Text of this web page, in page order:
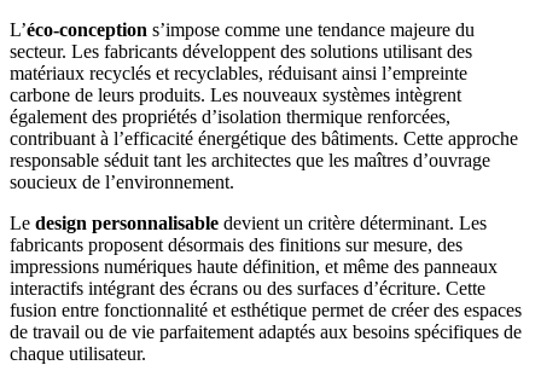
L’éco-conception s’impose comme une tendance majeure du
secteur. Les fabricants développent des solutions utilisant des
matériaux recyclés et recyclables, réduisant ainsi l’empreinte
carbone de leurs produits. Les nouveaux systèmes intègrent
également des propriétés d’isolation thermique renforcées,
contribuant à l’efficacité énergétique des bâtiments. Cette approche
responsable séduit tant les architectes que les maîtres d’ouvrage
soucieux de l’environnement.
Le design personnalisable devient un critère déterminant. Les
fabricants proposent désormais des finitions sur mesure, des
impressions numériques haute définition, et même des panneaux
interactifs intégrant des écrans ou des surfaces d’écriture. Cette
fusion entre fonctionnalité et esthétique permet de créer des espaces
de travail ou de vie parfaitement adaptés aux besoins spécifiques de
chaque utilisateur.